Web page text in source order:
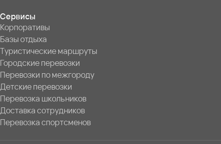
Сервисы
Корпоративы
Базы отдыха
Туристические маршруты
Городские перевозки
Перевозки по межгороду
Детские перевозки
Перевозка школьников
Доставка сотрудников
Перевозка спортсменов